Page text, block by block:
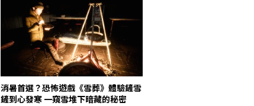
消暑首選？恐怖遊戲《雪葬》體驗鏟雪
鏟到心發寒 一窺雪堆下暗藏的秘密